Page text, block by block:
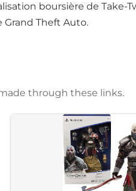
boursière de Take-
Grand Theft Auto.
through these links.